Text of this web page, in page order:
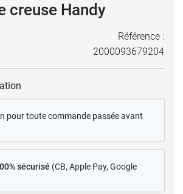
creuse Handy
Référence :
2000093679204
pour toute commande passée avant
sécurisé (CB, Apple Pay, Google